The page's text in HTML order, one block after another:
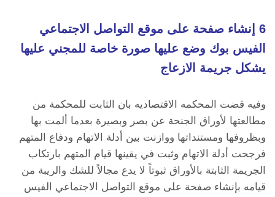
6 إنشاء صفحة على موقع التواصل الاجتماعي
الفيس بوك وضع عليها صورة خاصة للمجني عليها
يشكل جريمة الازعاج
وفيه قضت المحكمه الاقتصاديه بان الثابت للمحكمة من
مطالعتها لأوراق الجنحة عن بصر وبصيرة بعدما ألمت بها
وبظروفها ومستنداتها ووازنت بين أدلة الاتهام ودفاع المتهم
فرجحت أدلة الاتهام وثبت في يقينها قيام المتهم بارتكاب
الجريمة الثابتة بالأوراق ثبوتاً لا يدع مجالاً للشك والريبة من
قيامه بإنشاء صفحة على موقع التواصل الاجتماعي الفيس